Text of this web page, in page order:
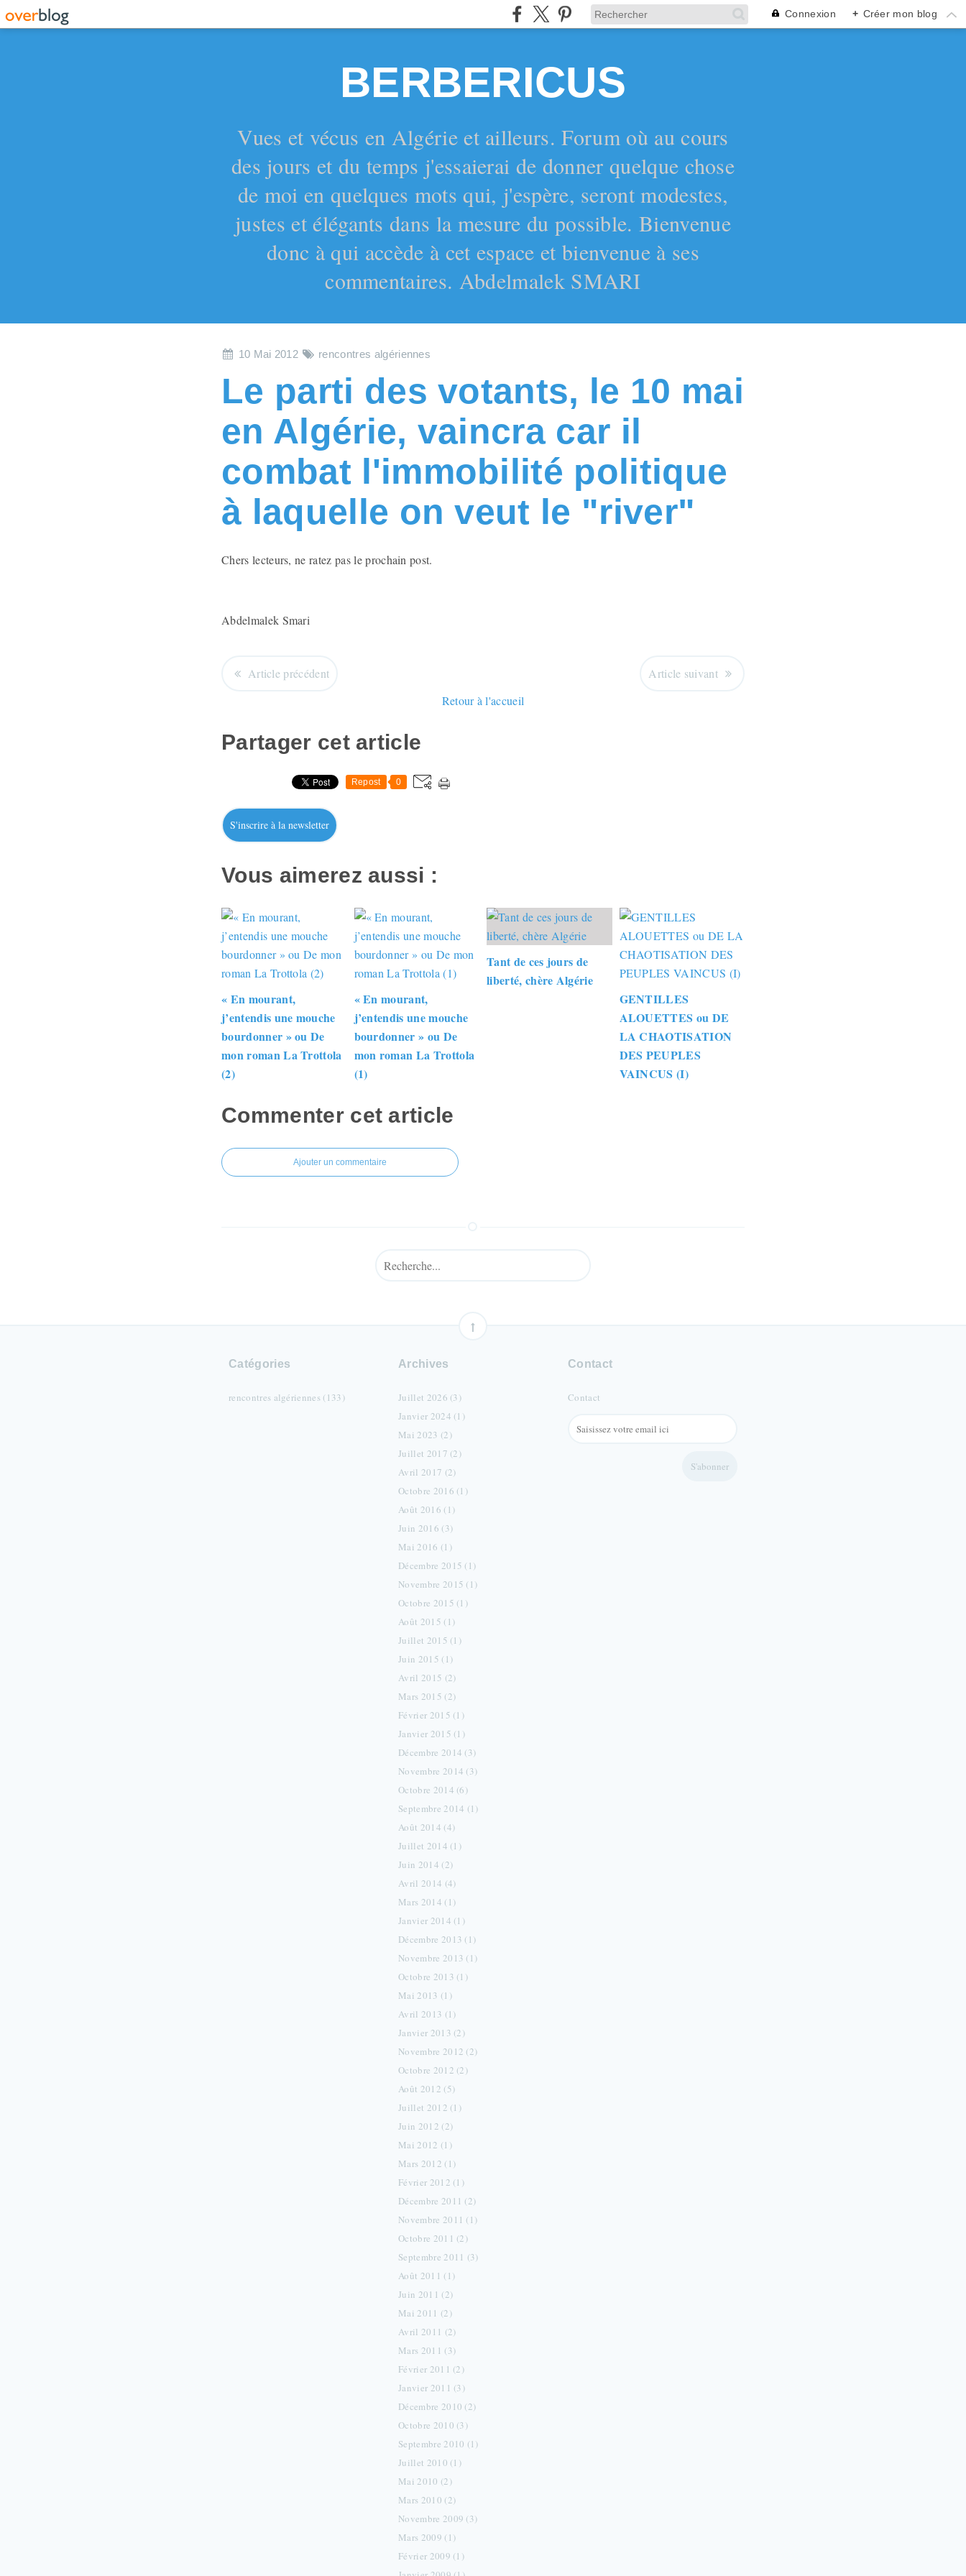
Connexion + Créer mon blog
BERBERICUS
Vues et vécus en Algérie et ailleurs. Forum où au cours
des jours et du temps j'essaierai de donner quelque chose
de moi en quelques mots qui, j'espère, seront modestes,
justes et élégants dans la mesure du possible. Bienvenue
donc à qui accède à cet espace et bienvenue à ses
commentaires. Abdelmalek SMARI
10 Mai 2012 rencontres algériennes
Le parti des votants, le 10 mai
en Algérie, vaincra car il
combat l'immobilité politique
à laquelle on veut le "river"
Chers lecteurs, ne ratez pas le prochain post.
Abdelmalek Smari
Article précédent
Article suivant
Retour à l'accueil
Partager cet article
Repost 0
S'inscrire à la newsletter
Vous aimerez aussi :
« En mourant,
j’entendis une mouche
bourdonner » ou De
mon roman La Trottola
(2)
« En mourant,
j’entendis une mouche
bourdonner » ou De
mon roman La Trottola
(1)
Tant de ces jours de
liberté, chère Algérie
GENTILLES
ALOUETTES ou DE
LA CHAOTISATION
DES PEUPLES
VAINCUS (I)
Commenter cet article
Ajouter un commentaire
Catégories
rencontres algériennes (133)
Archives
Juillet 2026 (3)
Janvier 2024 (1)
Mai 2023 (2)
Juillet 2017 (2)
Avril 2017 (2)
Octobre 2016 (1)
Août 2016 (1)
Juin 2016 (3)
Mai 2016 (1)
Décembre 2015 (1)
Novembre 2015 (1)
Octobre 2015 (1)
Août 2015 (1)
Juillet 2015 (1)
Juin 2015 (1)
Avril 2015 (2)
Mars 2015 (2)
Février 2015 (1)
Janvier 2015 (1)
Décembre 2014 (3)
Novembre 2014 (3)
Octobre 2014 (6)
Septembre 2014 (1)
Août 2014 (4)
Juillet 2014 (1)
Juin 2014 (2)
Avril 2014 (4)
Mars 2014 (1)
Janvier 2014 (1)
Décembre 2013 (1)
Novembre 2013 (1)
Octobre 2013 (1)
Mai 2013 (1)
Avril 2013 (1)
Janvier 2013 (2)
Novembre 2012 (2)
Octobre 2012 (2)
Août 2012 (5)
Juillet 2012 (1)
Juin 2012 (2)
Mai 2012 (1)
Mars 2012 (1)
Février 2012 (1)
Décembre 2011 (2)
Novembre 2011 (1)
Octobre 2011 (2)
Septembre 2011 (3)
Août 2011 (1)
Juin 2011 (2)
Mai 2011 (2)
Avril 2011 (2)
Mars 2011 (3)
Février 2011 (2)
Janvier 2011 (3)
Décembre 2010 (2)
Octobre 2010 (3)
Septembre 2010 (1)
Juillet 2010 (1)
Mai 2010 (2)
Mars 2010 (2)
Novembre 2009 (3)
Mars 2009 (1)
Février 2009 (1)
Contact
Contact